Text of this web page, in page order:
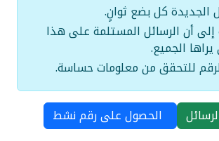
الجديدة كل بضع ثوانٍ.
إلى أن الرسائل المستلمة على هذا
الجميع.
للتحقق من معلومات حساسة.
الحصول على رقم نشط